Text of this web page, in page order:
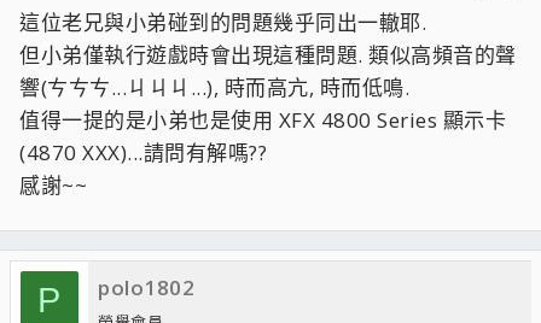
這位老兄與小弟碰到的問題幾乎同出一轍耶.
但小弟僅執行遊戲時會出現這種問題. 類似高頻音的聲
響(ㄘㄘㄘ...ㄐㄐㄐ...), 時而高亢, 時而低鳴.
值得一提的是小弟也是使用 XFX 4800 Series 顯示卡
(4870 XXX)...請問有解嗎??
感謝~~
P polo1802